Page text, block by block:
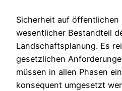
Sicherheit auf öffentlichen
wesentlicher Bestandteil
Landschaftsplanung. Es
gesetzlichen
müssen in allen Phasen
konsequent umgesetzt